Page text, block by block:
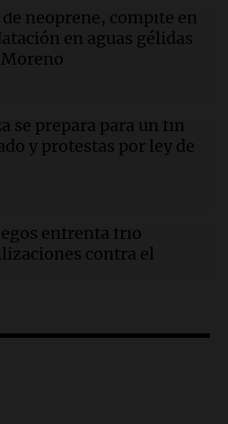
estará el tiempo este
neoprene, compite en
en aguas gélidas
se prepara para un fin
y protestas por ley de
enfrenta frío
contra el
el Senado sobre
en Argentina